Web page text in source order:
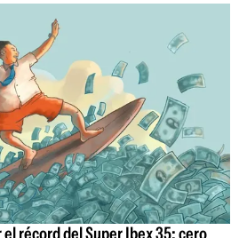
el récord del Super Ibex 35: cero